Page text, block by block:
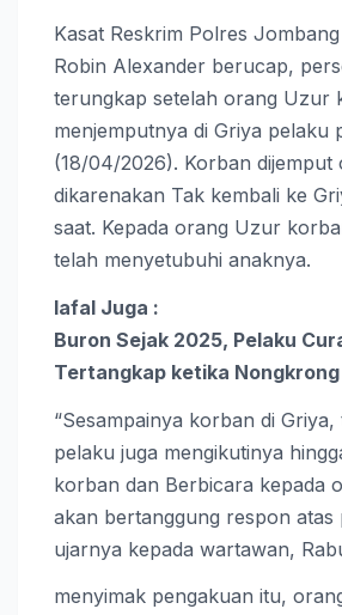
Kasat Reskrim Polres
Robin Alexander berucap,
terungkap setelah orang Uzur
menjemputnya di Griya pelaku
(18/04/2026). Korban dijemput
dikarenakan Tak kembali ke
saat. Kepada orang Uzur
telah menyetubuhi anaknya.
lafal Juga :
Buron Sejak 2025, Pelaku
Tertangkap ketika Nongkrong
“Sesampainya korban di Griya,
pelaku juga mengikutinya
korban dan Berbicara kepada
akan bertanggung respon atas
ujarnya kepada wartawan,
menyimak pengakuan itu,